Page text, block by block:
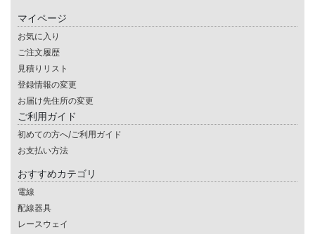
マイページ
お気に入り
ご注文履歴
見積りリスト
登録情報の変更
お届け先住所の変更
ご利用ガイド
初めての方へ/ご利用ガイド
お支払い方法
おすすめカテゴリ
電線
配線器具
レースウェイ